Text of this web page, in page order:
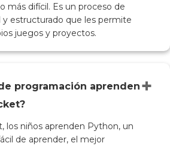
más difícil. Es un proceso de
y estructurado que les permite
juegos y proyectos.
programación aprenden +
los niños aprenden Python, un
de aprender, el mejor